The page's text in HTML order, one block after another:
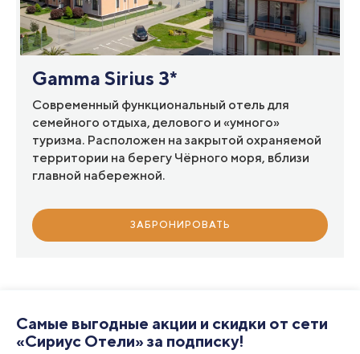
Gamma Sirius 3*
Современный функциональный отель для
семейного отдыха, делового и «умного»
туризма. Расположен на закрытой охраняемой
территории на берегу Чёрного моря, вблизи
главной набережной.
ЗАБРОНИРОВАТЬ
Самые выгодные акции и скидки от сети
«Сириус Отели» за подписку!